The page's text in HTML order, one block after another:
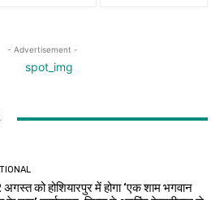
- Advertisement -
को होशियारपुर में होगा ‘एक शाम भगवान